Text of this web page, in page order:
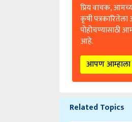
कृषी
पोहोचण्यासाठी
आहे.
आपण
Related Topics